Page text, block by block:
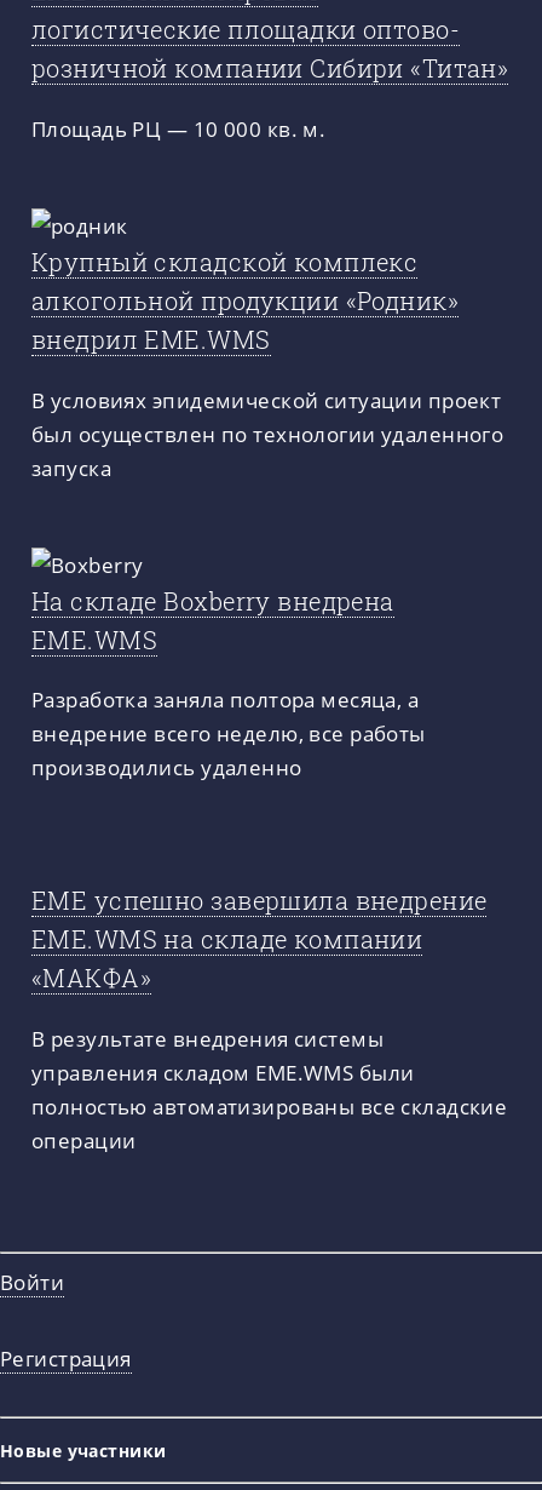
логистические площадки оптово-
розничной компании Сибири «Титан»
Площадь РЦ — 10 000 кв. м.
Крупный складской комплекс
алкогольной продукции «Родник»
внедрил EME.WMS
В условиях эпидемической ситуации проект
был осуществлен по технологии удаленного
запуска
На складе Boxberry внедрена
EME.WMS
Разработка заняла полтора месяца, а
внедрение всего неделю, все работы
производились удаленно
ЕМЕ успешно завершила внедрение
EME.WMS на складе компании
«МАКФА»
В результате внедрения системы
управления складом EME.WMS были
полностью автоматизированы все складские
операции
Войти
Регистрация
Новые участники